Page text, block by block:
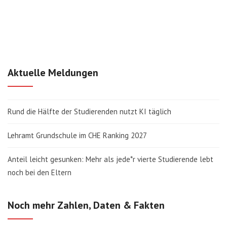
Aktuelle Meldungen
Rund die Hälfte der Studierenden nutzt KI täglich
Lehramt Grundschule im CHE Ranking 2027
Anteil leicht gesunken: Mehr als jede*r vierte Studierende lebt
noch bei den Eltern
Noch mehr Zahlen, Daten & Fakten